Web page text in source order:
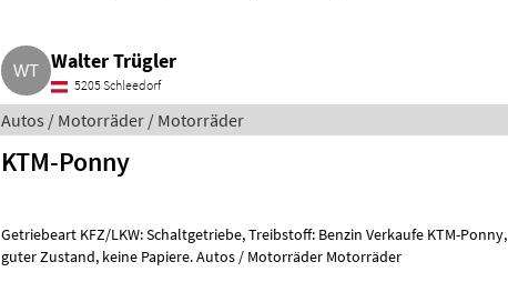
Walter Trügler
5205 Schleedorf
Autos / Motorräder / Motorräder
KTM-Ponny
Getriebeart KFZ/LKW: Schaltgetriebe, Treibstoff: Benzin Verkaufe KTM-Ponny,
guter Zustand, keine Papiere. Autos / Motorräder Motorräder